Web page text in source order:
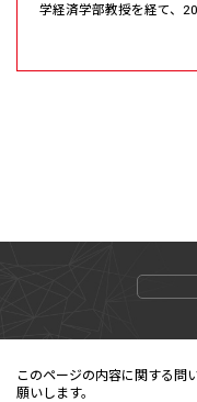
学経済学部教授を経て、
このページの内容に関する問
願いします。